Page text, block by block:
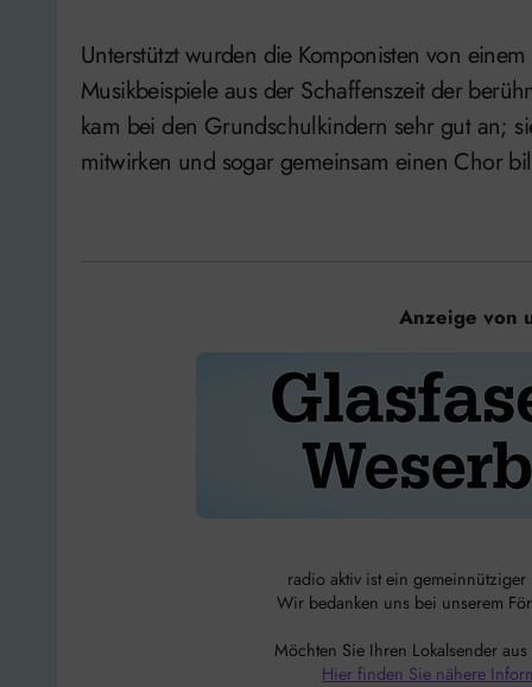
Unterstützt wurden die Komponisten von
Musikbeispiele aus der Schaffenszeit der
kam bei den Grundschulkindern sehr gut an;
mitwirken und sogar gemeinsam einen Chor
Anzeige von
radio aktiv ist ein
Wir bedanken uns bei unserem
Möchten Sie Ihren Lokalsender
Hier finden Sie nähere